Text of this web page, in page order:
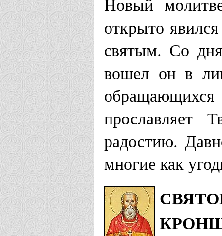
Новый
открыто
святым. Со
вошел он в
прославляет
радостию.
многие как